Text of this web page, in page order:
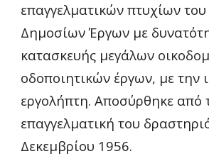
επαγγελματικών πτυχίων
Δημοσίων Έργων με
κατασκευής μεγάλων
οδοποιητικών έργων, με την
εργολήπτη. Αποσύρθηκε από
επαγγελματική του
Δεκεμβρίου 1956.